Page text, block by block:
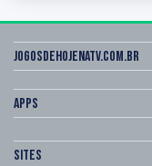
Jogosdehojenatv.com.br
Apps
Sites